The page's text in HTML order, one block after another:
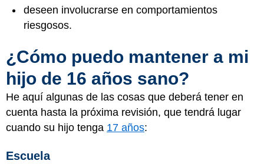
deseen involucrarse en comportamientos
riesgosos.
¿Cómo puedo mantener a mi
hijo de 16 años sano?
He aquí algunas de las cosas que deberá tener en
cuenta hasta la próxima revisión, que tendrá lugar
cuando su hijo tenga 17 años:
Escuela